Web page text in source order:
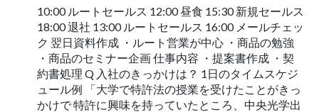
10:00 ルートセールス 12:00 昼食 15:30 新規セールス
18:00 退社 13:00 ルートセールス 16:00 メールチェッ
ク 翌日資料作成 ・ルート営業が中心 ・商品の勉強
・商品のセミナー企画 仕事内容 ・提案書作成 ・契
約書処理 Q 入社のきっかけは？ 1日のタイムスケジ
ュール例 「大学で特許法の授業を受けたことがきっ
かけで 特許に興味を持っていたところ、中央光学出